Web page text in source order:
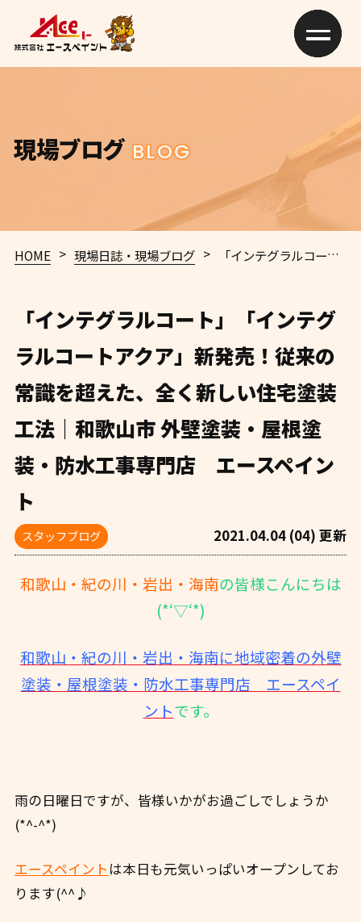
現場ブログ BLOG
HOME > 現場日誌・現場ブログ > 「インテグラルコート」「インテグラルコートアクア」新発売！従来の常識を超えた、全く新しい住宅塗装工法｜和歌山市 外壁塗装・屋根塗装・防水工事専門店 エースペイント
「インテグラルコート」「インテグ
ラルコートアクア」新発売！従来の
常識を超えた、全く新しい住宅塗装
工法｜和歌山市 外壁塗装・屋根塗
装・防水工事専門店 エースペイン
ト
スタッフブログ 2021.04.04 (04) 更新
和歌山・紀の川・岩出・海南の皆様こんにちは
(*‘▽‘*)
和歌山・紀の川・岩出・海南に地域密着の外壁
塗装・屋根塗装・防水工事専門店 エースペイ
ントです。
雨の日曜日ですが、皆様いかがお過ごしでしょうか
(*^-^*)
エースペイント は本日も元気いっぱいオープンしてお
ります(^^♪